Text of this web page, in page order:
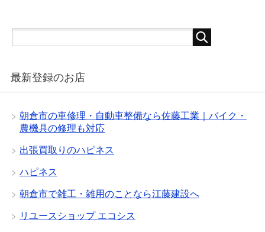
最新登録のお店
朝倉市の車修理・自動車整備なら佐藤工業｜バイク・
農機具の修理も対応
出張買取りのハピネス
ハピネス
朝倉市で雑工・雑用のことなら江藤建設へ
リユースショップ エコシス